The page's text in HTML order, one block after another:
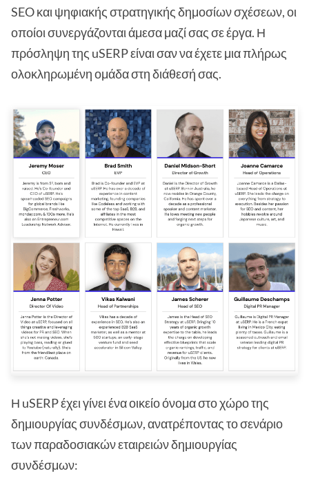
SEO και ψηφιακής στρατηγικής δημοσίων σχέσεων, οι
οποίοι συνεργάζονται άμεσα μαζί σας σε έργα. Η
πρόσληψη της uSERP είναι σαν να έχετε μια πλήρως
ολοκληρωμένη ομάδα στη διάθεσή σας.
Η uSERP έχει γίνει ένα οικείο όνομα στο χώρο της
δημιουργίας συνδέσμων, ανατρέποντας το σενάριο
των παραδοσιακών εταιρειών δημιουργίας
συνδέσμων: